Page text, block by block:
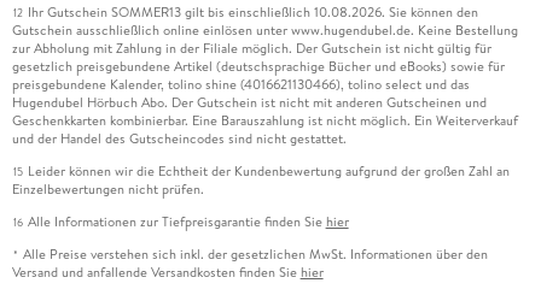
12 Ihr Gutschein SOMMER13 gilt bis einschließlich 10.08.2026. Sie können den
Gutschein ausschließlich online einlösen unter www.hugendubel.de. Keine Bestellung
zur Abholung mit Zahlung in der Filiale möglich. Der Gutschein ist nicht gültig für
gesetzlich preisgebundene Artikel (deutschsprachige Bücher und eBooks) sowie für
preisgebundene Kalender, tolino shine (4016621130466), tolino select und das
Hugendubel Hörbuch Abo. Der Gutschein ist nicht mit anderen Gutscheinen und
Geschenkkarten kombinierbar. Eine Barauszahlung ist nicht möglich. Ein Weiterverkauf
und der Handel des Gutscheincodes sind nicht gestattet.
15 Leider können wir die Echtheit der Kundenbewertung aufgrund der großen Zahl an
Einzelbewertungen nicht prüfen.
16 Alle Informationen zur Tiefpreisgarantie finden Sie hier
* Alle Preise verstehen sich inkl. der gesetzlichen MwSt. Informationen über den
Versand und anfallende Versandkosten finden Sie hier